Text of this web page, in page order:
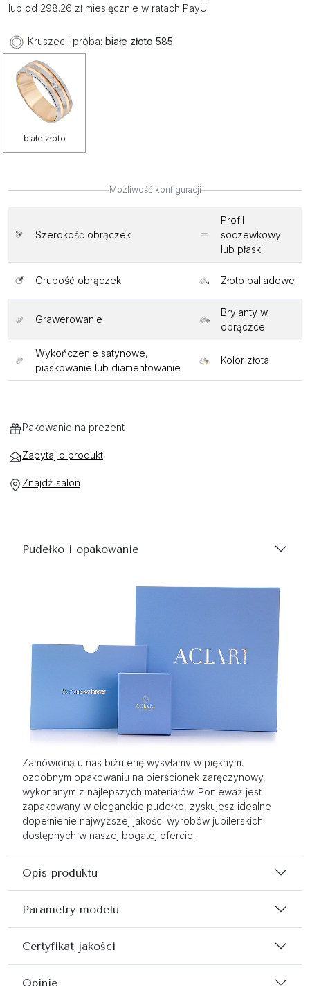
lub od 298.26 zł miesięcznie w ratach PayU
Kruszec i próba: białe złoto 585
białe złoto
Możliwość konfiguracji
Szerokość obrączek
Profil
soczewkowy
lub płaski
Grubość obrączek Złoto palladowe
Grawerowanie
Brylanty w
obrączce
Wykończenie satynowe,
piaskowanie lub diamentowanie
Kolor złota
Pakowanie na prezent
Zapytaj o produkt
Znajdź salon
Pudełko i opakowanie
Zamówioną u nas biżuterię wysyłamy w pięknym.
ozdobnym opakowaniu na pierścionek zaręczynowy,
wykonanym z najlepszych materiałów. Ponieważ jest
zapakowany w eleganckie pudełko, zyskujesz idealne
dopełnienie najwyższej jakości wyrobów jubilerskich
dostępnych w naszej bogatej ofercie.
Opis produktu
Parametry modelu
Certyfikat jakości
Opinie